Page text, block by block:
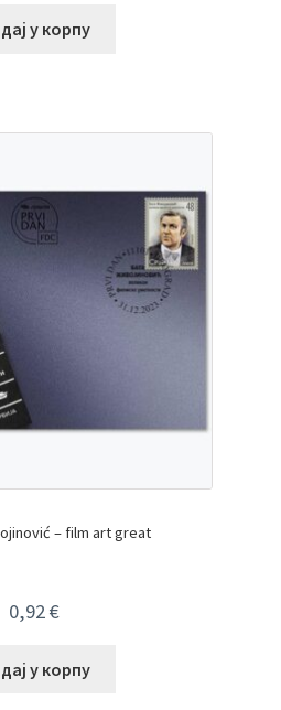
у корпу
– film art great
0,92€
у корпу